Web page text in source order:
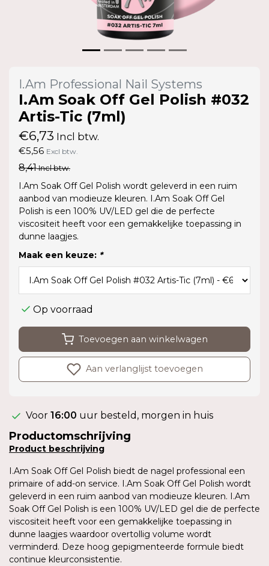
I.Am Professional Nail Systems
I.Am Soak Off Gel Polish #032
Artis-Tic (7ml)
€6,73 Incl btw.
€5,56 Excl btw.
8,41Incl btw.
I.Am Soak Off Gel Polish wordt geleverd in een ruim
aanbod van modieuze kleuren. I.Am Soak Off Gel
Polish is een 100% UV/LED gel die de perfecte
viscositeit heeft voor een gemakkelijke toepassing in
dunne laagjes.
Maak een keuze: *
Op voorraad
Toevoegen aan winkelwagen
Aan verlanglijst toevoegen
Voor 16:00 uur besteld, morgen in huis
Productomschrijving
Product beschrijving
I.Am Soak Off Gel Polish biedt de nagel professional een
primaire of add-on service. I.Am Soak Off Gel Polish wordt
geleverd in een ruim aanbod van modieuze kleuren. I.Am
Soak Off Gel Polish is een 100% UV/LED gel die de perfecte
viscositeit heeft voor een gemakkelijke toepassing in
dunne laagjes waardoor overtollig volume wordt
verminderd. Deze hoog gepigmenteerde formule biedt
continue kleurconsistentie.